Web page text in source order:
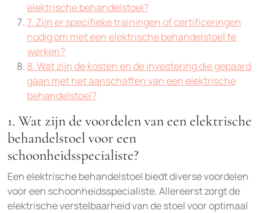
elektrische behandelstoel?
7. Zijn er specifieke trainingen of certificeringen
nodig om met een elektrische behandelstoel te
werken?
8. Wat zijn de kosten en de investering die gepaard
gaan met het aanschaffen van een elektrische
behandelstoel?
1. Wat zijn de voordelen van een elektrische
behandelstoel voor een
schoonheidsspecialiste?
Een elektrische behandelstoel biedt diverse voordelen
voor een schoonheidsspecialiste. Allereerst zorgt de
elektrische verstelbaarheid van de stoel voor optimaal